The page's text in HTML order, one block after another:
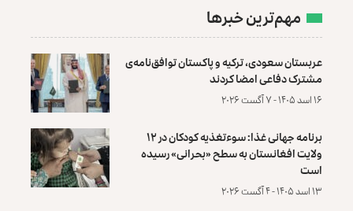
مهم‌ترین خبرها
عربستان سعودی، ترکیه و پاکستان توافق‌نامه‌ی
مشترک دفاعی امضا کردند
۱۶ اسد ۱۴۰۵ - ۷ آگست ۲۰۲۶
برنامه جهانی غذا: سوءتغذیه کودکان در ۱۲
ولایت افغانستان به سطح «بحرانی» رسیده
است
۱۳ اسد ۱۴۰۵ - ۴ آگست ۲۰۲۶